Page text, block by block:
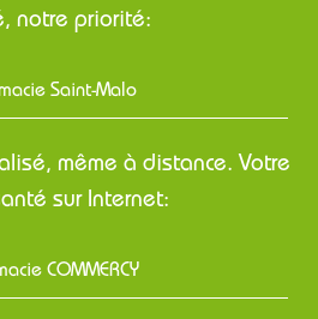
notre priorité:
Saint-Malo
même à distance. Votre
sur Internet:
COMMERCY